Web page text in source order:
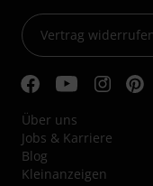
Vertrag widerrufen
Über uns
Jobs & Karriere
Blog
Kleinanzeigen